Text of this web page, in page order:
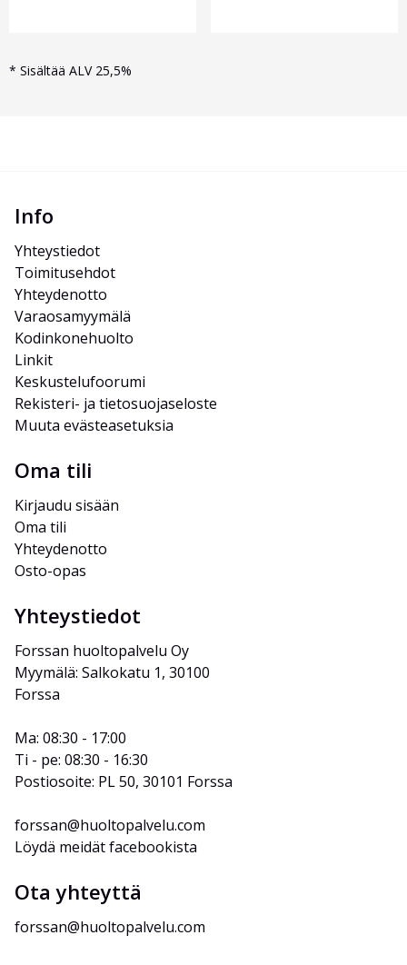
* Sisältää ALV 25,5%
Info
Yhteystiedot
Toimitusehdot
Yhteydenotto
Varaosamyymälä
Kodinkonehuolto
Linkit
Keskustelufoorumi
Rekisteri- ja tietosuojaseloste
Muuta evästeasetuksia
Oma tili
Kirjaudu sisään
Oma tili
Yhteydenotto
Osto-opas
Yhteystiedot
Forssan huoltopalvelu Oy
Myymälä: Salkokatu 1, 30100
Forssa
Ma: 08:30 - 17:00
Ti - pe: 08:30 - 16:30
Postiosoite: PL 50, 30101 Forssa
forssan@huoltopalvelu.com
Löydä meidät facebookista
Ota yhteyttä
forssan@huoltopalvelu.com